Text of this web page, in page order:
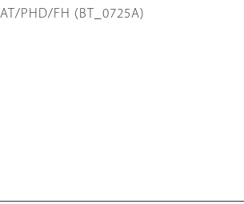
AT/PHD/FH (BT_0725A)